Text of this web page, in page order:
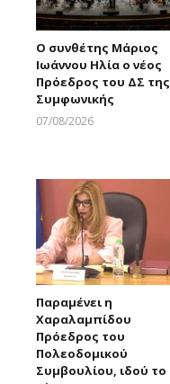
Ο συνθέτης Μάριος
Ιωάννου Ηλία ο νέος
Πρόεδρος του ΔΣ της
Συμφωνικής
07/08/2026
Παραμένει η
Χαραλαμπίδου
Πρόεδρος του
Πολεοδομικού
Συμβουλίου, ιδού το